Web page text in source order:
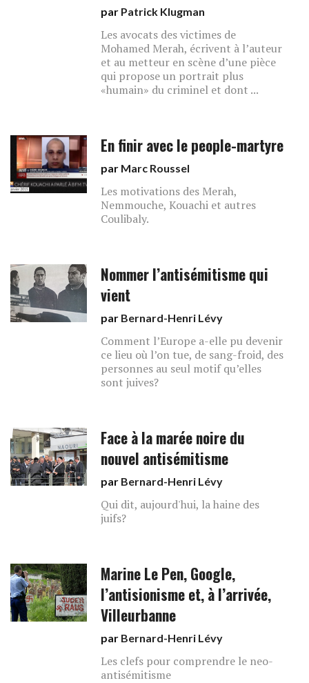
par Patrick Klugman
Les avocats des victimes de
Mohamed Merah, écrivent à l’auteur
et au metteur en scène d’une pièce
qui propose un portrait plus
«humain» du criminel et dont ...
En finir avec le people-martyre
par Marc Roussel
Les motivations des Merah,
Nemmouche, Kouachi et autres
Coulibaly.
Nommer l’antisémitisme qui
vient
par Bernard-Henri Lévy
Comment l’Europe a-elle pu devenir
ce lieu où l’on tue, de sang-froid, des
personnes au seul motif qu’elles
sont juives?
Face à la marée noire du
nouvel antisémitisme
par Bernard-Henri Lévy
Qui dit, aujourd'hui, la haine des
juifs?
Marine Le Pen, Google,
l’antisionisme et, à l’arrivée,
Villeurbanne
par Bernard-Henri Lévy
Les clefs pour comprendre le neo-
antisémitisme